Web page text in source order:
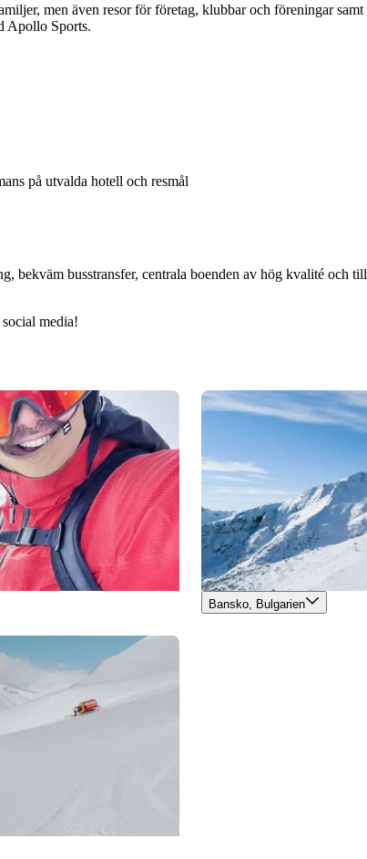
men även resor för företag, klubbar och föreningar samt
Apollo Sports.
på utvalda hotell och resmål
bekväm busstransfer, centrala boenden av hög kvalité och till
media!
Bansko, Bulgarien